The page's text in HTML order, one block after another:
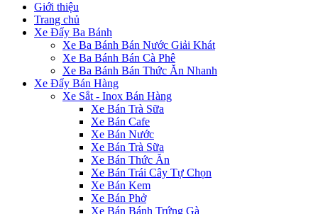
Giới thiệu
Trang chủ
Xe Đẩy Ba Bánh
Xe Ba Bánh Bán Nước Giải Khát
Xe Ba Bánh Bán Cà Phê
Xe Ba Bánh Bán Thức Ăn Nhanh
Xe Đẩy Bán Hàng
Xe Sắt - Inox Bán Hàng
Xe Bán Trà Sữa
Xe Bán Cafe
Xe Bán Nước
Xe Bán Trà Sữa
Xe Bán Thức Ăn
Xe Bán Trái Cây Tự Chọn
Xe Bán Kem
Xe Bán Phở
Xe Bán Bánh Trứng Gà